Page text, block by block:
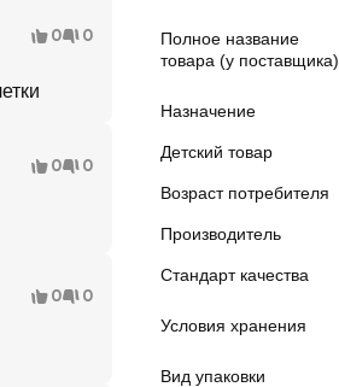
Полное название
товара (у поставщика)
Назначение
Детский товар
Возраст потребителя
Производитель
Стандарт качества
Условия хранения
Вид упаковки
0 0
0 0
0 0